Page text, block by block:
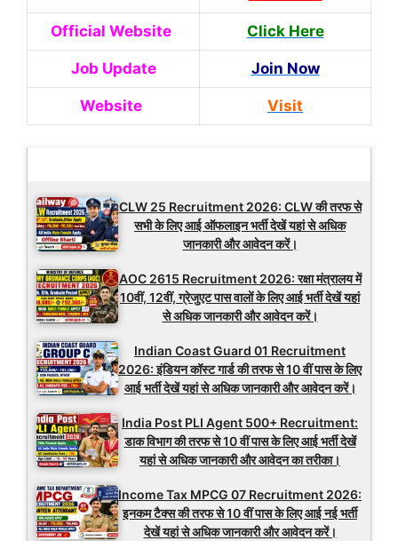
Official Website Click Here
Job Update Join Now
Website Visit
CLW 25 Recruitment 2026: CLW की तरफ से
सभी के लिए आई ऑफलाइन भर्ती देखें यहां से अधिक
जानकारी और आवेदन करें।
AOC 2615 Recruitment 2026: रक्षा मंत्रालय में
10वीं, 12वीं, ग्रेजुएट पास वालों के लिए आई भर्ती देखें यहां
से अधिक जानकारी और आवेदन करें।
Indian Coast Guard 01 Recruitment
2026: इंडियन कॉस्ट गार्ड की तरफ से 10 वीं पास के लिए
आई भर्ती देखें यहां से अधिक जानकारी और आवेदन करें।
India Post PLI Agent 500+ Recruitment:
डाक विभाग की तरफ से 10 वीं पास के लिए आई भर्ती देखें
यहां से अधिक जानकारी और आवेदन का तरीका।
Income Tax MPCG 07 Recruitment 2026:
इनकम टैक्स की तरफ से 10 वीं पास के लिए आई नई भर्ती
देखें यहां से अधिक जानकारी और आवेदन करें।